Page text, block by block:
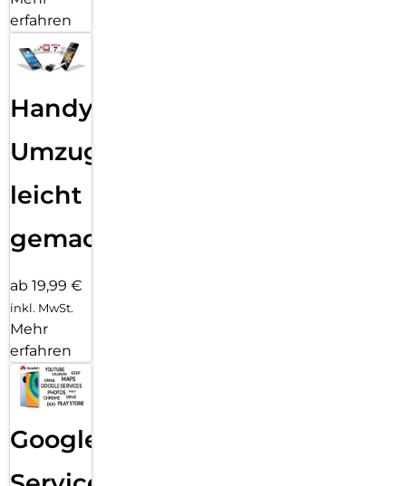
erfahren
Handy
Umzug
leicht
gemacht!
ab 19,99 €
inkl. MwSt.
Mehr
erfahren
Google